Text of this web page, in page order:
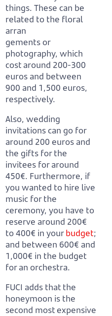
things. These can be
related to the floral
arran
gements or
photography, which
cost around 200-300
euros and between
900 and 1,500 euros,
respectively.
Also, wedding
invitations can go for
around 200 euros and
the gifts for the
invitees for around
450€. Furthermore, if
you wanted to hire live
music for the
ceremony, you have to
reserve around 200€
to 400€ in yourbudget;
and between 600€ and
1,000€ in the budget
for an orchestra.
FUCI adds that the
honeymoon is the
second most expensive